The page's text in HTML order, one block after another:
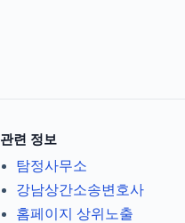
관련 정보
탐정사무소
강남상간소송변호사
홈페이지 상위노출